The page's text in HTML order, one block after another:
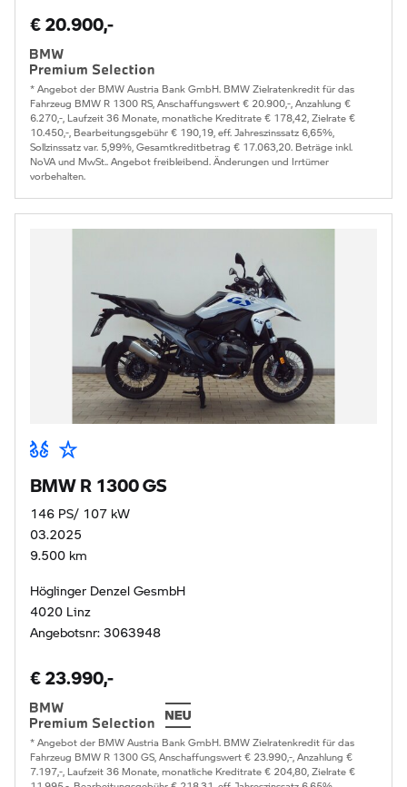
€ 20.900,-
* Angebot der BMW Austria Bank GmbH. BMW Zielratenkredit für das
Fahrzeug BMW R 1300 RS, Anschaffungswert € 20.900,-, Anzahlung €
6.270,-, Laufzeit 36 Monate, monatliche Kreditrate € 178,42, Zielrate €
10.450,-, Bearbeitungsgebühr € 190,19, eff. Jahreszinssatz 6,65%,
Sollzinssatz var. 5,99%, Gesamtkreditbetrag € 17.063,20. Beträge inkl.
NoVA und MwSt.. Angebot freibleibend. Änderungen und Irrtümer
vorbehalten.
BMW R 1300 GS
146 PS/ 107 kW
03.2025
9.500 km
Höglinger Denzel GesmbH
4020 Linz
Angebotsnr: 3063948
€ 23.990,-
* Angebot der BMW Austria Bank GmbH. BMW Zielratenkredit für das
Fahrzeug BMW R 1300 GS, Anschaffungswert € 23.990,-, Anzahlung €
7.197,-, Laufzeit 36 Monate, monatliche Kreditrate € 204,80, Zielrate €